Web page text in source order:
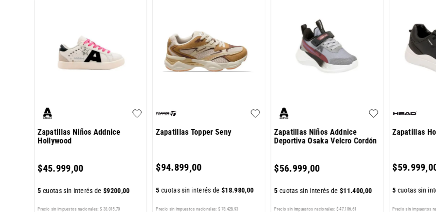
Zapatillas Niños Addnice
Hollywood
$45.999,00
5 cuotas sin interés de$9200,00
Precio sin impuestos nacionales: $ 38 015 ,70
Zapatillas Topper Seny
$94.899,00
5 cuotas sin interés de$18.980,00
Precio sin impuestos nacionales: $ 78 428 93
Zapatillas Niños Addnice
Deportiva Osaka Velcro Cordón
$56.999,00
5 cuotas sin interés de$11.400,00
Precio sin impuestos nacionales: $ 47 106 61
Zapatillas
$59.999,
5 cuotas sin
Precio sin impuestos